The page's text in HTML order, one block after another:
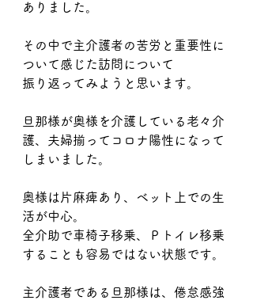
ありました。
その中で主介護者の苦労と重要性に
ついて感じた訪問について
振り返ってみようと思います。
旦那様が奥様を介護している老々介
護、夫婦揃ってコロナ陽性になって
しまいました。
奥様は片麻痺あり、ベット上での生
活が中心。
全介助で車椅子移乗、Ｐトイレ移乗
することも容易ではない状態です。
主介護者である旦那様は、倦怠感強